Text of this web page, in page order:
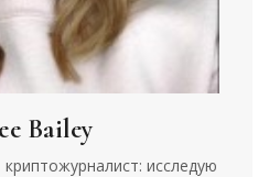
Bailey
исследую